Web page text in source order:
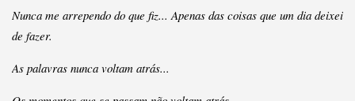
Nunca me arrependo do que fiz... Apenas das coisas que um dia deixei
de fazer.
As palavras nunca voltam atrás...